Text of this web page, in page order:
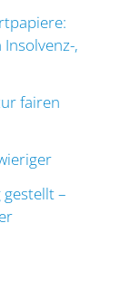
,
fairen
–